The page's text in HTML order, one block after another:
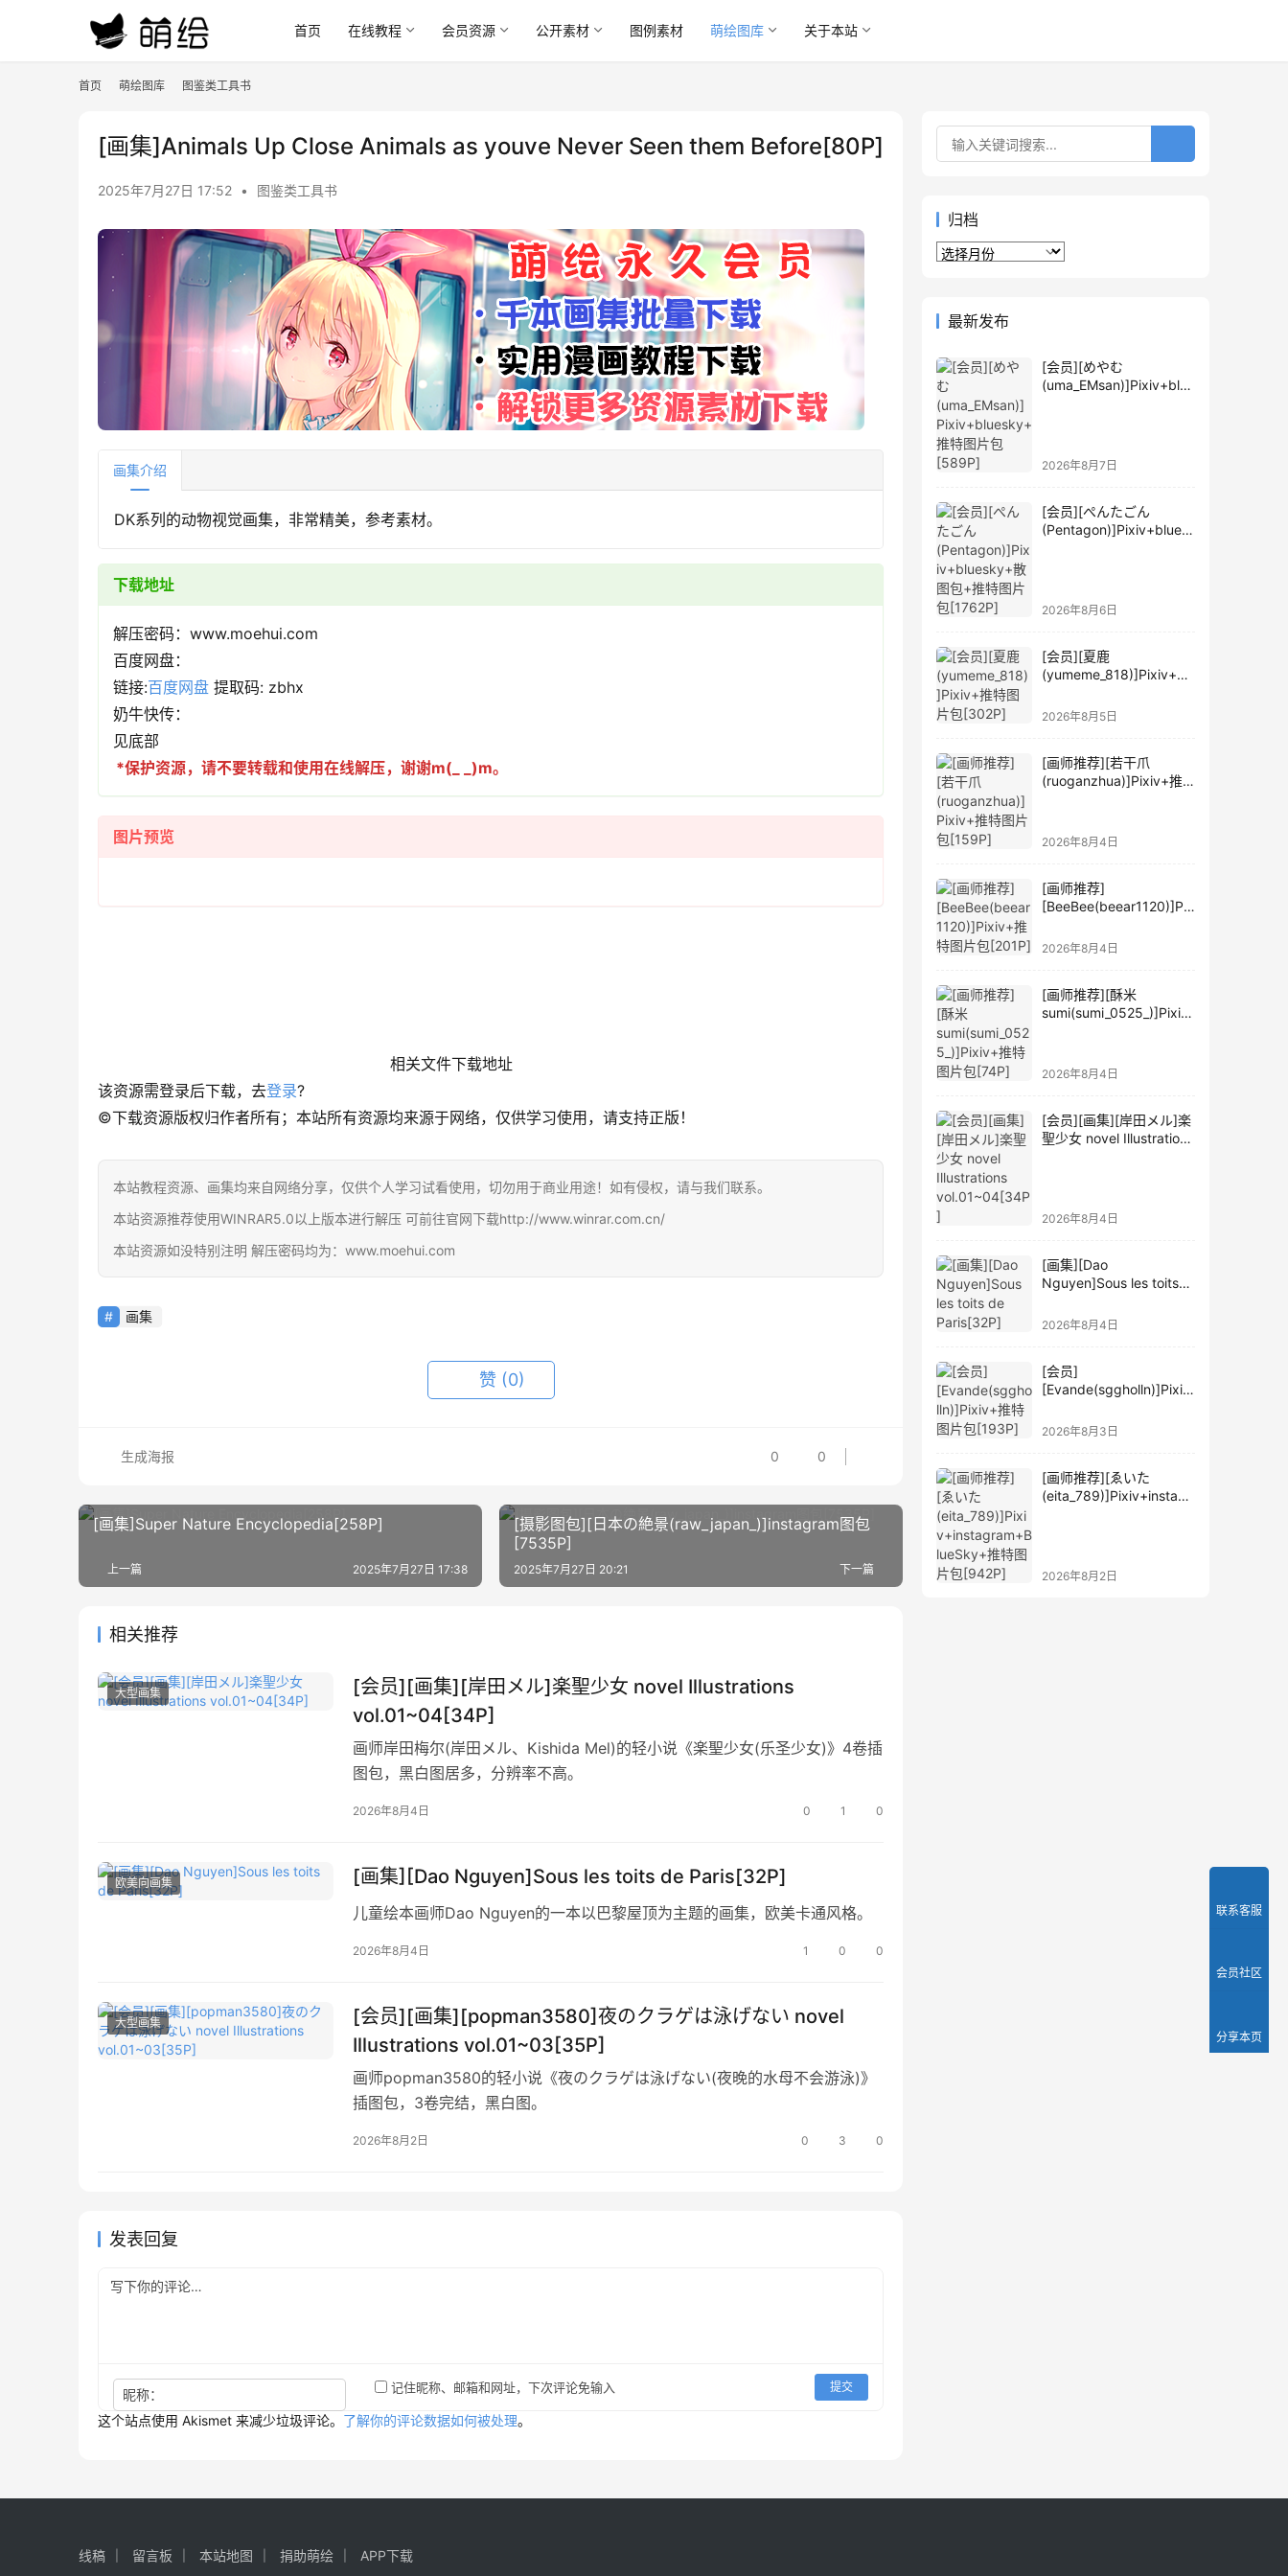
首页 在线教程 会员资源 公开素材 图例素材 萌绘图库 关于本站
首页 萌绘图库 图鉴类工具书
[画集]Animals Up Close Animals as youve Never Seen them Before[80P]
2025年7月27日 17:52 • 图鉴类工具书
画集介绍
DK系列的动物视觉画集，非常精美，参考素材。
下载地址
解压密码：www.moehui.com
百度网盘：
链接:百度网盘 提取码: zbhx
奶牛快传：
见底部
*保护资源，请不要转载和使用在线解压，谢谢m(_ _)m。
图片预览
相关文件下载地址
该资源需登录后下载，去登录?
©下载资源版权归作者所有；本站所有资源均来源于网络，仅供学习使用，请支持正版！
本站教程资源、画集均来自网络分享，仅供个人学习试看使用，切勿用于商业用途！如有侵权，请与我们联系。
本站资源推荐使用WINRAR5.0以上版本进行解压 可前往官网下载http://www.winrar.com.cn/
本站资源如没特别注明 解压密码均为：www.moehui.com
画集
赞 (0)
0 0
生成海报
[画集]Super Nature Encyclopedia[258P]
上一篇 2025年7月27日 17:38
[摄影图包][日本の絶景(raw_japan_)]instagram图包
[7535P]
下一篇
2025年7月27日 20:21
相关推荐
大型画集
[会员][画集][岸田メル]楽聖少女 novel Illustrations
vol.01~04[34P]
画师岸田梅尔(岸田メル、Kishida Mel)的轻小说《楽聖少女(乐圣少女)》4卷插
图包，黑白图居多，分辨率不高。
2026年8月4日 0 1 0
欧美向画集 [画集][Dao Nguyen]Sous les toits de Paris[32P]
儿童绘本画师Dao Nguyen的一本以巴黎屋顶为主题的画集，欧美卡通风格。
2026年8月4日 1 0 0
大型画集
[会员][画集][popman3580]夜のクラゲは泳げない novel
Illustrations vol.01~03[35P]
画师popman3580的轻小说《夜のクラゲは泳げない(夜晚的水母不会游泳)》
插图包，3卷完结，黑白图。
2026年8月2日 0 3 0
发表回复
昵称： 记住昵称、邮箱和网址，下次评论免输入 提交
这个站点使用 Akismet 来减少垃圾评论。 了解你的评论数据如何被处理。
归档
归
最新发布
[会员][めやむ
(uma_EMsan)]Pixiv+blue
2026年8月7日
[会员][ぺんたごん
(Pentagon)]Pixiv+blues
2026年8月6日
[会员][夏鹿
(yumeme_818)]Pixiv+推
2026年8月5日
[画师推荐][若干爪
(ruoganzhua)]Pixiv+推
2026年8月4日
[画师推荐]
[BeeBee(beear1120)]Pix
2026年8月4日
[画师推荐][酥米
sumi(sumi_0525_)]Pixiv
2026年8月4日
[会员][画集][岸田メル]楽
聖少女 novel Illustrations
2026年8月4日
[画集][Dao
Nguyen]Sous les toits
2026年8月4日
[会员]
[Evande(sggholln)]Pixiv
2026年8月3日
[画师推荐][ゑいた
(eita_789)]Pixiv+instagr
2026年8月2日
线稿 留言板 本站地图 捐助萌绘 APP下载
联系客服
会员社区
分享本页